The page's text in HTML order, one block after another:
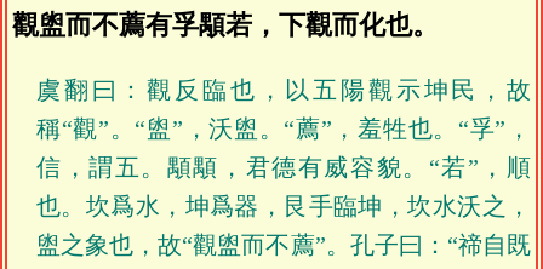
觀盥而不薦有孚顒若，下觀而化也。
虞翻曰：觀反臨也，以五陽觀示坤民，故
稱“觀”。“盥”，沃盥。“薦”，羞牲也。“孚”，
信，謂五。顒顒，君德有威容貌。“若”，順
也。坎爲水，坤爲器，艮手臨坤，坎水沃之，
盥之象也，故“觀盥而不薦”。孔子曰：“禘自既